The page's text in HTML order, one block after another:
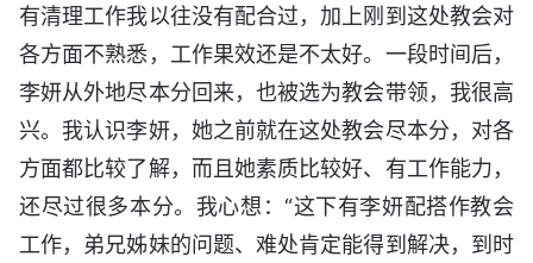
有清理工作我以往没有配合过，加上刚到这处教会对
各方面不熟悉，工作果效还是不太好。一段时间后，
李妍从外地尽本分回来，也被选为教会带领，我很高
兴。我认识李妍，她之前就在这处教会尽本分，对各
方面都比较了解，而且她素质比较好、有工作能力，
还尽过很多本分。我心想：“这下有李妍配搭作教会
工作，弟兄姊妹的问题、难处肯定能得到解决，到时